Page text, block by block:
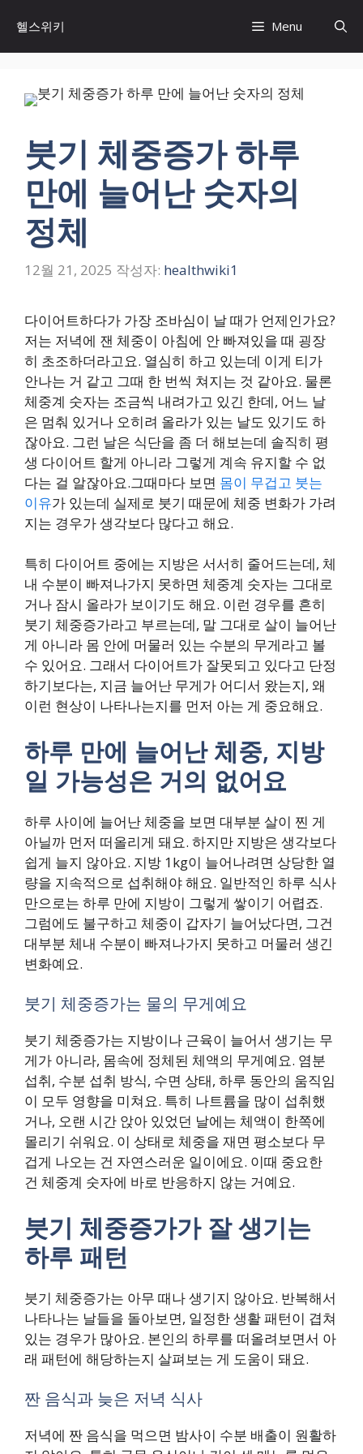
츠
헬스위키 Menu
붓기 체중증가 하루
만에 늘어난 숫자의
정체
12월 21, 2025 작성자: healthwiki1
다이어트하다가 가장 조바심이 날 때가 언제인가요?
저는 저녁에 잰 체중이 아침에 안 빠져있을 때 굉장
히 초조하더라고요. 열심히 하고 있는데 이게 티가
안나는 거 같고 그때 한 번씩 쳐지는 것 같아요. 물론
체중계 숫자는 조금씩 내려가고 있긴 한데, 어느 날
은 멈춰 있거나 오히려 올라가 있는 날도 있기도 하
잖아요. 그런 날은 식단을 좀 더 해보는데 솔직히 평
생 다이어트 할게 아니라 그렇게 계속 유지할 수 없
다는 걸 알잖아요.그때마다 보면 몸이 무겁고 붓는
이유가 있는데 실제로 붓기 때문에 체중 변화가 가려
지는 경우가 생각보다 많다고 해요.
특히 다이어트 중에는 지방은 서서히 줄어드는데, 체
내 수분이 빠져나가지 못하면 체중계 숫자는 그대로
거나 잠시 올라가 보이기도 해요. 이런 경우를 흔히
붓기 체중증가라고 부르는데, 말 그대로 살이 늘어난
게 아니라 몸 안에 머물러 있는 수분의 무게라고 볼
수 있어요. 그래서 다이어트가 잘못되고 있다고 단정
하기보다는, 지금 늘어난 무게가 어디서 왔는지, 왜
이런 현상이 나타나는지를 먼저 아는 게 중요해요.
하루 만에 늘어난 체중, 지방
일 가능성은 거의 없어요
하루 사이에 늘어난 체중을 보면 대부분 살이 찐 게
아닐까 먼저 떠올리게 돼요. 하지만 지방은 생각보다
쉽게 늘지 않아요. 지방 1kg이 늘어나려면 상당한 열
량을 지속적으로 섭취해야 해요. 일반적인 하루 식사
만으로는 하루 만에 지방이 그렇게 쌓이기 어렵죠.
그럼에도 불구하고 체중이 갑자기 늘어났다면, 그건
대부분 체내 수분이 빠져나가지 못하고 머물러 생긴
변화예요.
붓기 체중증가는 물의 무게예요
붓기 체중증가는 지방이나 근육이 늘어서 생기는 무
게가 아니라, 몸속에 정체된 체액의 무게예요. 염분
섭취, 수분 섭취 방식, 수면 상태, 하루 동안의 움직임
이 모두 영향을 미쳐요. 특히 나트륨을 많이 섭취했
거나, 오랜 시간 앉아 있었던 날에는 체액이 한쪽에
몰리기 쉬워요. 이 상태로 체중을 재면 평소보다 무
겁게 나오는 건 자연스러운 일이에요. 이때 중요한
건 체중계 숫자에 바로 반응하지 않는 거예요.
붓기 체중증가가 잘 생기는
하루 패턴
붓기 체중증가는 아무 때나 생기지 않아요. 반복해서
나타나는 날들을 돌아보면, 일정한 생활 패턴이 겹쳐
있는 경우가 많아요. 본인의 하루를 떠올려보면서 아
래 패턴에 해당하는지 살펴보는 게 도움이 돼요.
짠 음식과 늦은 저녁 식사
저녁에 짠 음식을 먹으면 밤사이 수분 배출이 원활하